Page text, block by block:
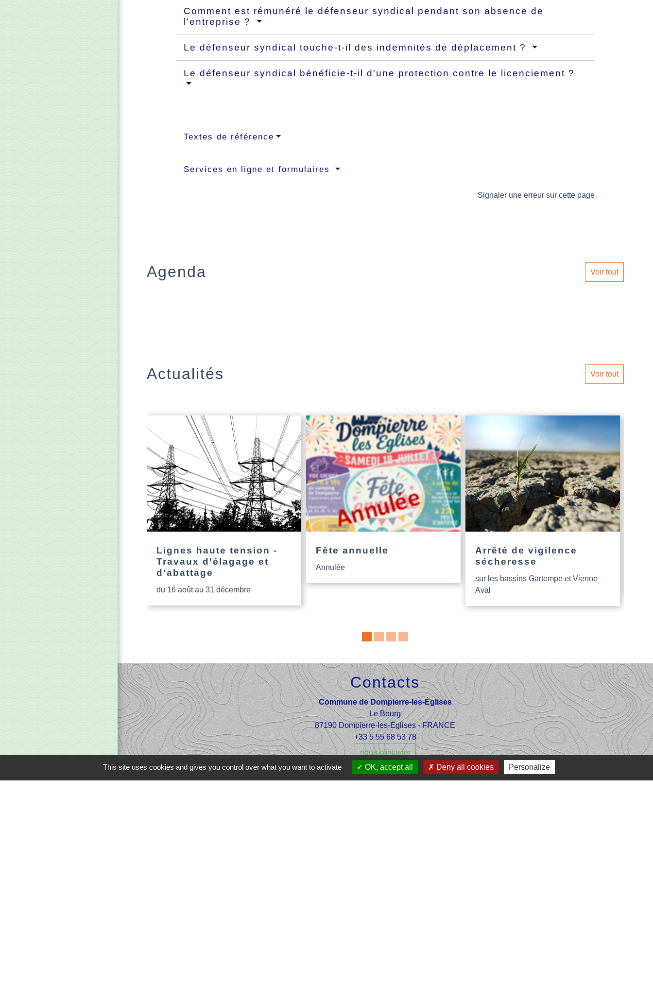
Comment est rémunéré le défenseur syndical pendant son absence de
l'entreprise ?
Le défenseur syndical touche-t-il des indemnités de déplacement ?
Le défenseur syndical bénéficie-t-il d'une protection contre le licenciement ?
Textes de référence
Services en ligne et formulaires
Signaler une erreur sur cette page
Agenda Voir tout
Actualités Voir tout
Lignes haute tension -
Travaux d'élagage et
d'abattage
du 16 août au 31 décembre
Fête annuelle
Annulée
Arrêté de vigilence
sécheresse
sur les bassins Gartempe et Vienne
Aval
Contacts
Commune de Dompierre-les-Églises
Le Bourg
87190 Dompierre-les-Églises - FRANCE
+33 5 55 68 53 78
nous contacter
This site uses cookies and gives you control over what you want to activate OK, accept all Deny all cookies Personalize